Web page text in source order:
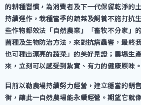
的耕種習慣，為消費者及下一代保留乾淨的
持續運作，栽種當季的蔬菜及飼養不施打抗
些作物都效法「自然農業」「畜牧不分家」
菌種及生物防治方法，來對抗病蟲害，最終
也可種出漂亮的蔬菜」的美好見證；農場生
來，立刻可以感受到紮實、有力的健康原味。
目前以勒農場持續努力經營，建立穩當的銷
衡，讓此一自然農場能永續經營。期望它就